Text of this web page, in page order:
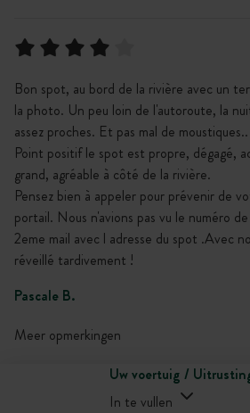
Bon spot, au bord de la rivière avec un
la photo. Un peu loin de l'autoroute, la
assez proches. Et pas mal de moustiques..
Point positif le spot est propre, dégagé,
grand, agréable à côté de la rivière.
Pensez bien à appeler pour prévenir de
portail. Nous n'avions pas vu le numéro
2eme mail avec l adresse du spot .Avec
réveillé tardivement !
Pascale B.
Meer opmerkingen
Uw voertuig /
In te vullen